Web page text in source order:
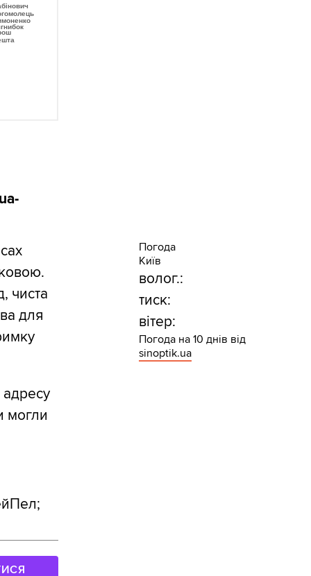
чиста
для
могли
Погода
Київ
волог.:
тиск:
вітер:
Погода на 10 днів від
sinoptik.ua